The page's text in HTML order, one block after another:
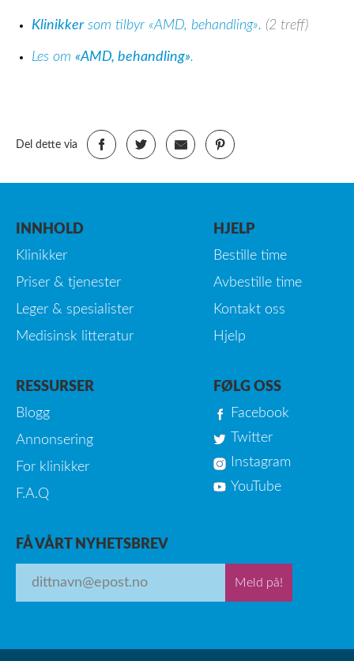
Klinikkersom tilbyr «AMD, behandling». (2 treff)
Les om «AMD, behandling».
Del dette via
INNHOLD
Klinikker
Priser & tjenester
Leger & spesialister
Medisinsk litteratur
HJELP
Bestille time
Avbestille time
Kontakt oss
Hjelp
RESSURSER
Blogg
Annonsering
For klinikker
F.A.Q
FØLG OSS
Facebook
Twitter
Instagram
YouTube
FÅ VÅRT NYHETSBREV
Meld på!